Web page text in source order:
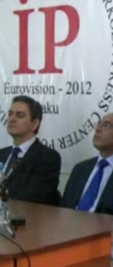
No media